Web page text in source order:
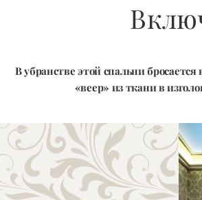
В убранстве этой спальни
«веер» из ткани в